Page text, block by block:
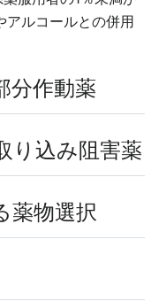
アルコールとの併用
分作動薬
り込み阻害薬
薬物選択